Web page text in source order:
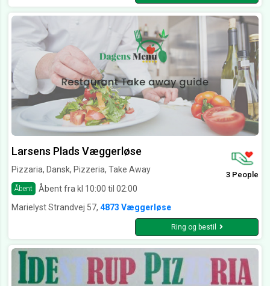
Larsens Plads Væggerløse
Pizzaria, Dansk, Pizzeria, Take Away
Åbent Åbent fra kl 10:00 til 02:00
3 People
Marielyst Strandvej 57, 4873 Væggerløse
Ring og bestil